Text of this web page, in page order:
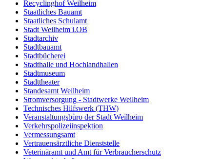
Recyclinghof Weilheim
Staatliches Bauamt
Staatliches Schulamt
Stadt Weilheim i.OB
Stadtarchiv
Stadtbauamt
Stadtbücherei
Stadthalle und Hochlandhallen
Stadtmuseum
Stadttheater
Standesamt Weilheim
Stromversorgung - Stadtwerke Weilheim
Technisches Hilfswerk (THW)
Veranstaltungsbüro der Stadt Weilheim
Verkehrspolizeiinspektion
Vermessungsamt
Vertrauensärztliche Dienststelle
Veterinäramt und Amt für Verbraucherschutz